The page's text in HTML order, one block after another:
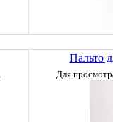
Пальто
Для